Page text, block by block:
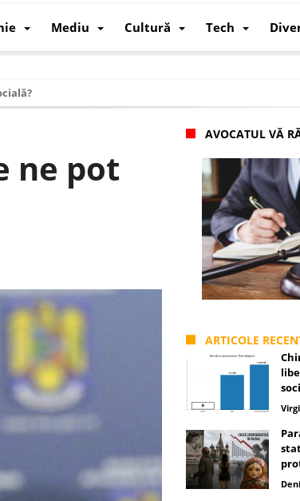
Mediu Cultură Tech
economic al SUA
analiză structurală a demografiei, fiscalității și poziției
ne pot
AVOCATUL VĂ
ARTICOLE